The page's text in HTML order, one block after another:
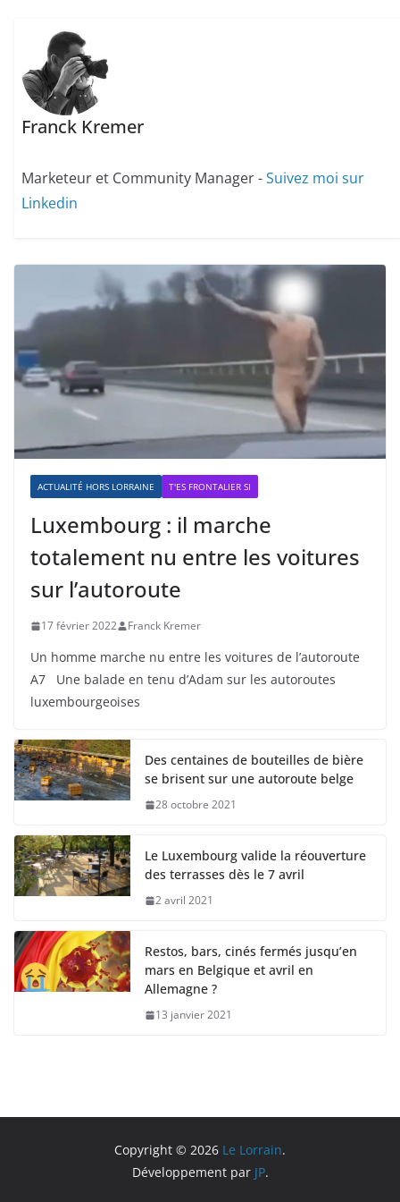
Franck Kremer
Marketeur et Community Manager -Suivez moi sur
Linkedin
ACTUALITÉ HORS LORRAINE T'ES FRONTALIER SI
Luxembourg : il marche
totalement nu entre les voitures
sur l’autoroute
17 février 2022 Franck Kremer
Un homme marche nu entre les voitures de l’autoroute
A7 Une balade en tenu d’Adam sur les autoroutes
luxembourgeoises
Des centaines de bouteilles de bière
se brisent sur une autoroute belge
28 octobre 2021
Le Luxembourg valide la réouverture
des terrasses dès le 7 avril
2 avril 2021
Restos, bars, cinés fermés jusqu’en
mars en Belgique et avril en
Allemagne ?
13 janvier 2021
Copyright © 2026 Le Lorrain.
Développement par JP.